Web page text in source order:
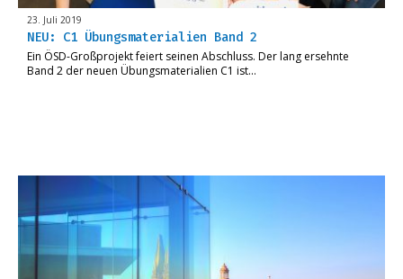
23. Juli 2019
NEU: C1 Übungsmaterialien Band 2
Ein ÖSD-Großprojekt feiert seinen Abschluss. Der lang ersehnte
Band 2 der neuen Übungsmaterialien C1 ist…